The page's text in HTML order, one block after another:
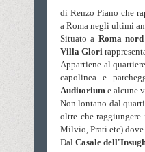
di Renzo Piano che
a Roma negli ultimi
Situato a Romanord
Villa Glori
Appartiene al quartiere
capolinea e
Auditorium e alcune
Non lontano dal
oltre che
Milvio, Prati etc)
Dal Casale